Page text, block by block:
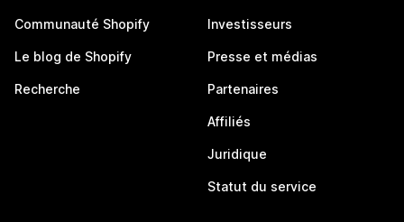
Communauté Shopify
Le blog de Shopify
Recherche
Investisseurs
Presse et médias
Partenaires
Affiliés
Juridique
Statut du service